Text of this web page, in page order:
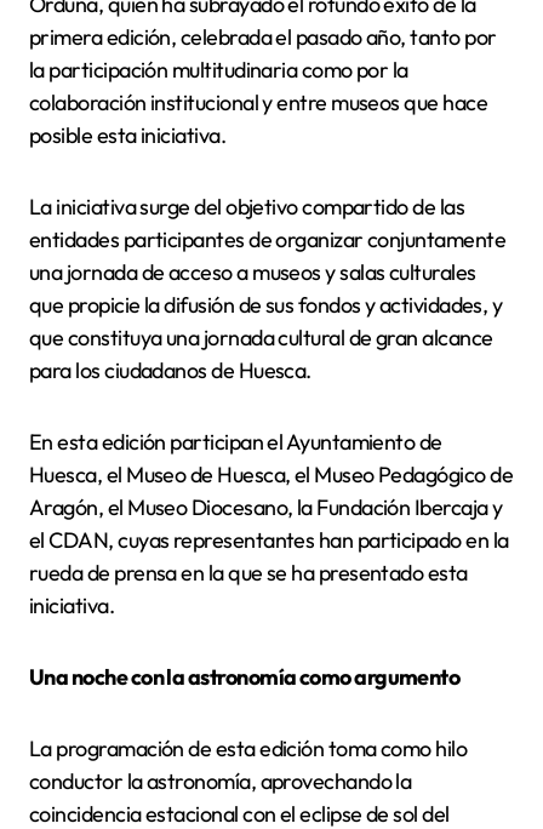
primera edición, celebrada el pasado año, tanto por
la participación multitudinaria como por la
colaboración institucional y entre museos que hace
posible esta iniciativa.
La iniciativa surge del objetivo compartido de las
entidades participantes de organizar conjuntamente
una jornada de acceso a museos y salas culturales
que propicie la difusión de sus fondos y actividades, y
que constituya una jornada cultural de gran alcance
para los ciudadanos de Huesca.
En esta edición participan el Ayuntamiento de
Huesca, el Museo de Huesca, el Museo Pedagógico de
Aragón, el Museo Diocesano, la Fundación Ibercaja y
el CDAN, cuyas representantes han participado en la
rueda de prensa en la que se ha presentado esta
iniciativa.
Una noche con la astronomía como argumento
La programación de esta edición toma como hilo
conductor la astronomía, aprovechando la
coincidencia estacional con el eclipse de sol del